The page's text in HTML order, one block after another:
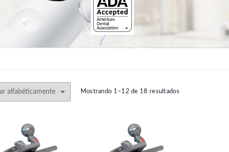
Mostrando 1–12 de 18 resultados